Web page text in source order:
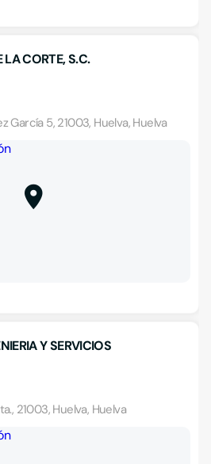
LA CORTE, S.C.
García 5, 21003, Huelva, Huelva
Y SERVICIOS
21003, Huelva, Huelva